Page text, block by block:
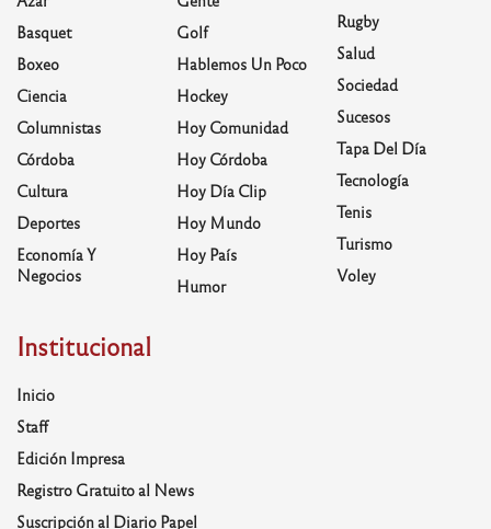
Basquet
Boxeo
Ciencia
Columnistas
Córdoba
Cultura
Deportes
Economía Y
Negocios
Golf
Hablemos Un Poco
Hockey
Hoy Comunidad
Hoy Córdoba
Hoy Día Clip
Hoy Mundo
Hoy País
Humor
Rugby
Salud
Sociedad
Sucesos
Tapa Del Día
Tecnología
Tenis
Turismo
Voley
Institucional
Inicio
Staff
Edición Impresa
Registro Gratuito al News
Suscripción al Diario Papel